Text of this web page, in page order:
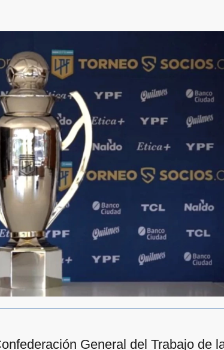
General del Trabajo de